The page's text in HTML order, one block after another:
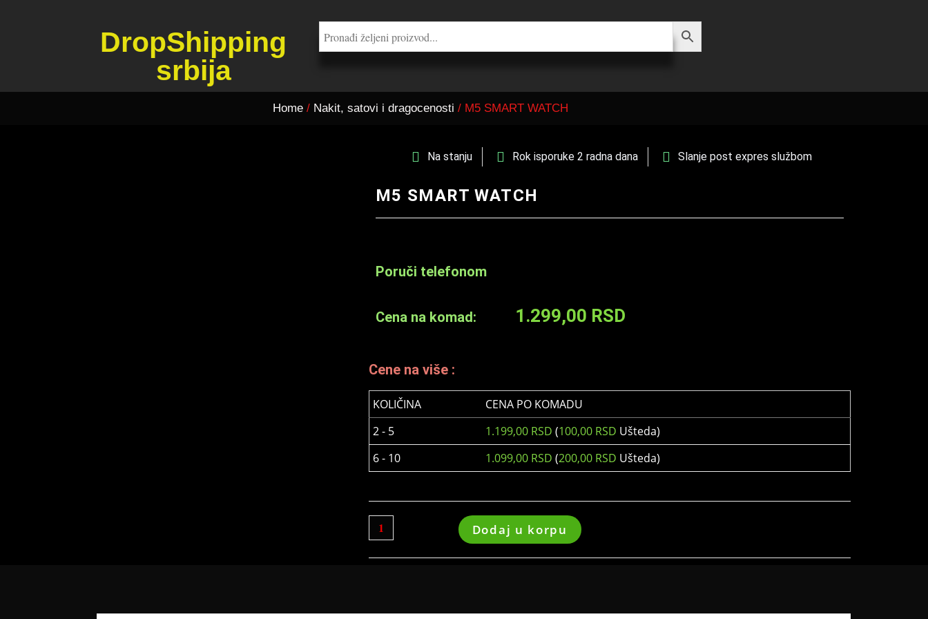
DropShipping
srbija
Home / Nakit, satovi i dragocenosti / M5 SMART WATCH
Na stanju Rok isporuke 2 radna dana Slanje post expres službom
M5 SMART WATCH
Poruči telefonom
Cena na komad: 1.299,00 RSD
Cene na više :
KOLIČINA
CENA PO KOMADU
2 - 5
1.199,00 RSD (100,00 RSD Ušteda)
6 - 10
1.099,00 RSD (200,00 RSD Ušteda)
Dodaj u korpu